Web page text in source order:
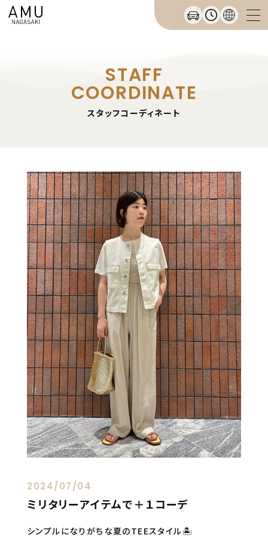
STAFF
COORDINATE
スタッフコーディネート
2024/07/04
ミリタリーアイテムで＋１コーデ
シンプルになりがちな夏のTEEスタイル🏝️